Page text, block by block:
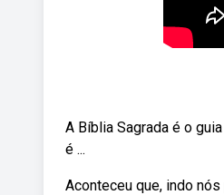
A Bíblia Sagrada é o
é ...
Aconteceu que, indo